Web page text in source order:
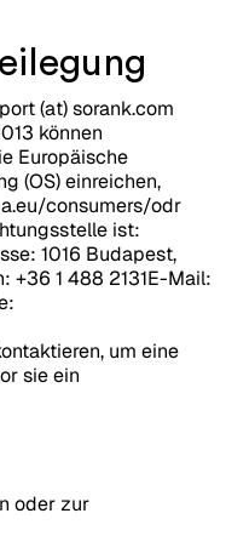
(at) sorank.com
können
Europäische
(OS) einreichen,
consumers/odr
ist:
1016 Budapest,
+36 1 488 2131E-Mail:
:
um eine
sie ein
oder zur